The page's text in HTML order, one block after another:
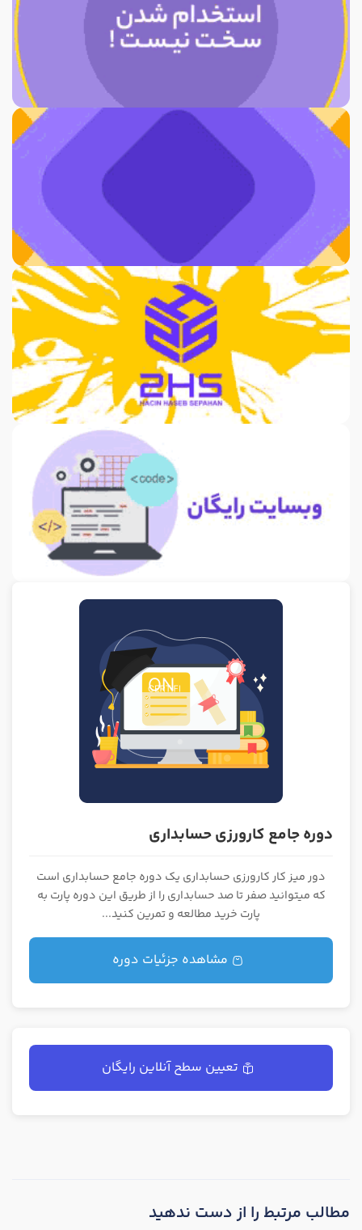
دوره جامع کارورزی حسابداری
دور میز کار کارورزی حسابداری یک دوره جامع حسابداری است
که میتوانید صفر تا صد حسابداری را از طریق این دوره پارت به
پارت خرید مطالعه و تمرین کنید...
مشاهده جزئیات دوره
تعیین سطح آنلاین رایگان
مطالب مرتبط را از دست ندهید